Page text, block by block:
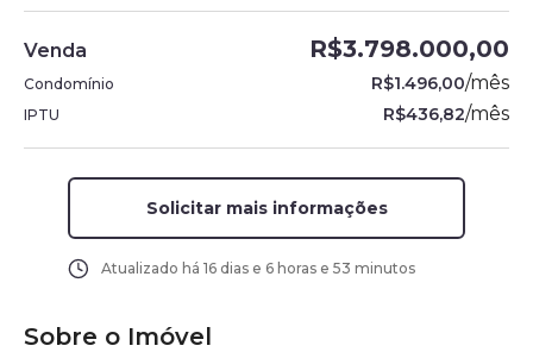
Venda R$3.798.000,00
Condomínio R$1.496,00/mês
IPTU R$436,82/mês
Solicitar mais informações
Atualizado há 16 dias e 6 horas e 53 minutos
Sobre o Imóvel